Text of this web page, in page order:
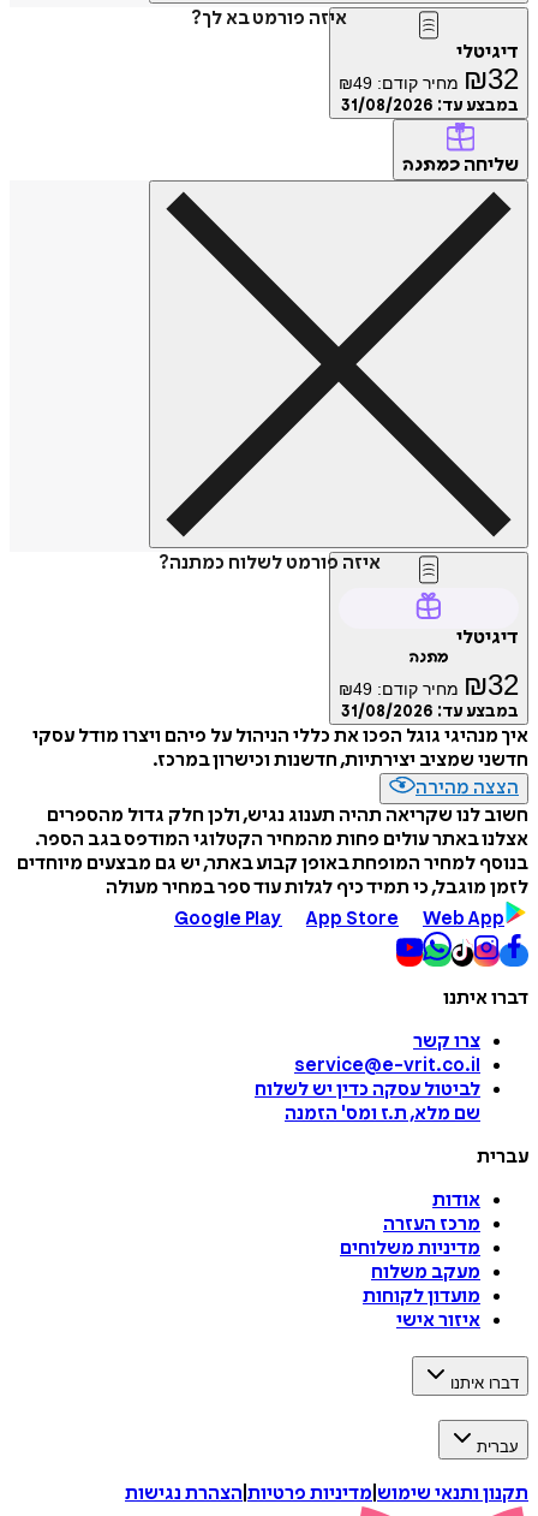
איזה פורמט בא לך?
דיגיטלי
₪32 מחיר קודם: ₪49
במבצע עד: 31/08/2026
שליחה כמתנה
איזה פורמט לשלוח כמתנה?
דיגיטלי
מתנה
₪32 מחיר קודם: ₪49
במבצע עד: 31/08/2026
איך מנהיגי גוגל הפכו את כללי הניהול על פיהם ויצרו מודל עסקי
חדשני שמציב יצירתיות, חדשנות וכישרון במרכז.
הצצה מהירה
חשוב לנו שקריאה תהיה תענוג נגיש, ולכן חלק גדול מהספרים
אצלנו באתר עולים פחות מהמחיר הקטלוגי המודפס בגב הספר.
בנוסף למחיר המופחת באופן קבוע באתר, יש גם מבצעים מיוחדים
לזמן מוגבל, כי תמיד כיף לגלות עוד ספר במחיר מעולה
Google Play
App Store Web App
דברו איתנו
צרו קשר
service@e-vrit.co.il
לביטול עסקה כדין יש לשלוח
שם מלא, ת.ז ומס' הזמנה
עברית
אודות
מרכז העזרה
מדיניות משלוחים
מעקב משלוח
מועדון לקוחות
איזור אישי
דברו איתנו
עברית
תקנון ותנאי שימוש מדיניות פרטיות הצהרת נגישות